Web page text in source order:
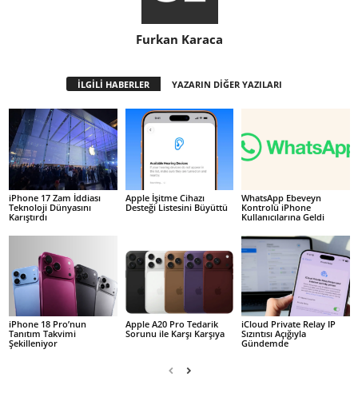
Furkan Karaca
İLGİLİ HABERLER YAZARIN DİĞER YAZILARI
iPhone 17 Zam İddiası
Teknoloji Dünyasını
Karıştırdı
Apple İşitme Cihazı
Desteği Listesini Büyüttü
WhatsApp Ebeveyn
Kontrolü iPhone
Kullanıcılarına Geldi
iPhone 18 Pro’nun
Tanıtım Takvimi
Şekilleniyor
Apple A20 Pro Tedarik
Sorunu ile Karşı Karşıya
iCloud Private Relay IP
Sızıntısı Açığıyla
Gündemde